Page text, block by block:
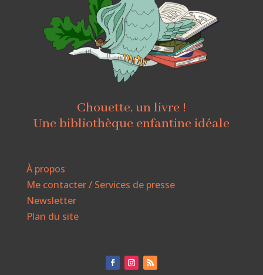
Chouette, un livre !
Une bibliothèque enfantine idéale
À propos
Me contacter / Services de presse
Newsletter
Plan du site